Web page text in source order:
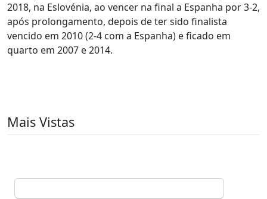
2018, na Eslovénia, ao vencer na final a Espanha por 3-2,
após prolongamento, depois de ter sido finalista
vencido em 2010 (2-4 com a Espanha) e ficado em
quarto em 2007 e 2014.
Mais Vistas